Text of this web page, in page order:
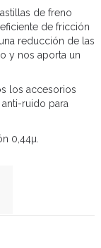
de freno
de fricción
reducción de las
y nos aporta un
los accesorios
ruido para
0,44µ.